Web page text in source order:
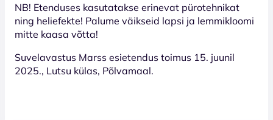
NB! Etenduses kasutatakse erinevat pürotehnikat
ning heliefekte! Palume väikseid lapsi ja lemmikloomi
mitte kaasa võtta!
Suvelavastus Marss esietendus toimus 15. juunil
2025., Lutsu külas, Põlvamaal.